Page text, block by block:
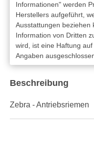
Informationen" werden
Herstellers aufgeführt,
Ausstattungen beziehen
Information von Dritten
wird, ist eine Haftung
Angaben
Beschreibung
Zebra - Antriebsriemen